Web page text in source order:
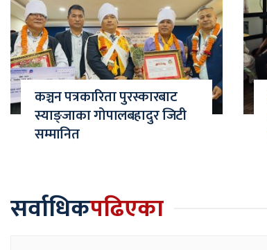
कञ्चन पत्रकारिता पुरस्कारबाट
स्याङ्जाका गोपालबहादुर जिटी
सम्मानित
सर्वाधिकपढिएका